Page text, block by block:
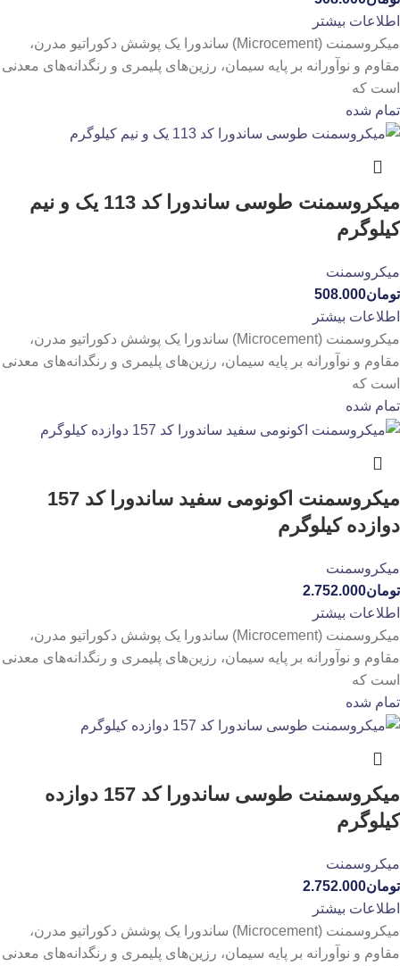
اطلاعات بیشتر
میکروسمنت (Microcement) ساندورا یک پوشش دکوراتیو مدرن،
مقاوم و نوآورانه بر پایه سیمان، رزین‌های پلیمری و رنگدانه‌های معدنی
است که
تمام شده
میکروسمنت طوسی ساندورا کد 113 یک و نیم
کیلوگرم
میکروسمنت
تومان508.000
اطلاعات بیشتر
میکروسمنت (Microcement) ساندورا یک پوشش دکوراتیو مدرن،
مقاوم و نوآورانه بر پایه سیمان، رزین‌های پلیمری و رنگدانه‌های معدنی
است که
تمام شده
میکروسمنت اکونومی سفید ساندورا کد 157
دوازده کیلوگرم
میکروسمنت
تومان2.752.000
اطلاعات بیشتر
میکروسمنت (Microcement) ساندورا یک پوشش دکوراتیو مدرن،
مقاوم و نوآورانه بر پایه سیمان، رزین‌های پلیمری و رنگدانه‌های معدنی
است که
تمام شده
میکروسمنت طوسی ساندورا کد 157 دوازده
کیلوگرم
میکروسمنت
تومان2.752.000
اطلاعات بیشتر
میکروسمنت (Microcement) ساندورا یک پوشش دکوراتیو مدرن،
مقاوم و نوآورانه بر پایه سیمان، رزین‌های پلیمری و رنگدانه‌های معدنی